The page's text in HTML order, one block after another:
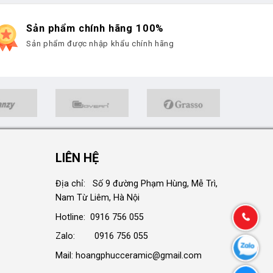
Sản phẩm chính hãng 100%
Sản phẩm được nhập khẩu chính hãng
LIÊN HỆ
Địa chỉ: Số 9 đường Phạm Hùng, Mễ Trì,
Nam Từ Liêm, Hà Nội
Hotline: 0916 756 055
Zalo: 0916 756 055
Mail: hoangphucceramic@gmail.com